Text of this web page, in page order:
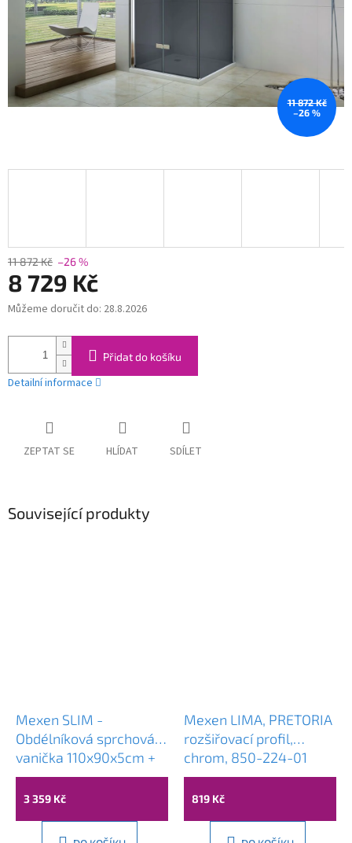
11 872 Kč
–26 %
11 872 Kč –26 %
8 729 Kč
Měrná
Můžeme doručit do: 28.8.2026
Přidat do košíku
Detailní informace
ZEPTAT SE HLÍDAT SDÍLET
Související produkty
Mexen SLIM -
Obdélníková sprchová
vanička 110x90x5cm +
chromový sifon, bílá,
40109011
3 359 Kč
Mexen LIMA, PRETORIA
rozšiřovací profil,
chrom, 850-224-01
819 Kč